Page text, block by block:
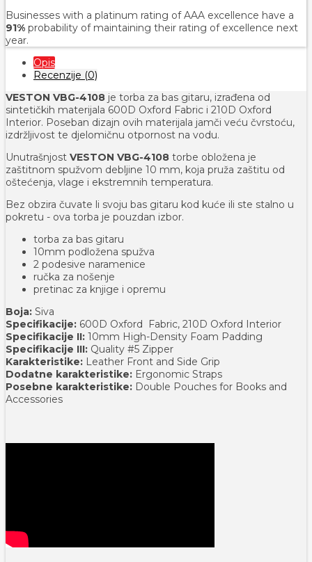
Businesses with a platinum rating of AAA excellence have a
91% probability of maintaining their rating of excellence next
year.
Opis
Recenzije (0)
VESTON VBG-4108 je torba za bas gitaru, izrađena od
sintetičkih materijala 600D Oxford Fabric i 210D Oxford
Interior. Poseban dizajn ovih materijala jamči veću čvrstoću,
izdržljivost te djelomičnu otpornost na vodu.
Unutrašnjost VESTON VBG-4108 torbe obložena je
zaštitnom spužvom debljine 10 mm, koja pruža zaštitu od
oštećenja, vlage i ekstremnih temperatura.
Bez obzira čuvate li svoju bas gitaru kod kuće ili ste stalno u
pokretu - ova torba je pouzdan izbor.
torba za bas gitaru
10mm podložena spužva
2 podesive naramenice
ručka za nošenje
pretinac za knjige i opremu
Boja: Siva
Specifikacije: 600D Oxford Fabric, 210D Oxford Interior
Specifikacije II: 10mm High-Density Foam Padding
Specifikacije III: Quality #5 Zipper
Karakteristike: Leather Front and Side Grip
Dodatne karakteristike: Ergonomic Straps
Posebne karakteristike: Double Pouches for Books and
Accessories